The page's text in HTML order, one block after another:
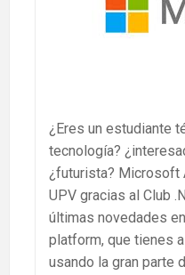
¿Eres un estudiante
tecnología?
¿futurista? Microsoft
UPV gracias al Club
últimas novedades
platform, que tienes
usando la gran parte